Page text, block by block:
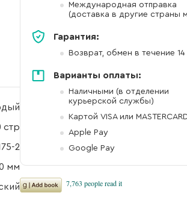
стр
2
мм
Международная отправка
(доставка в другие страны
Гарантия:
Возврат, обмен в течение
Варианты оплаты:
Наличными (в отделении
курьерской службы)
Картой VISA или
Apple Pay
Google Pay